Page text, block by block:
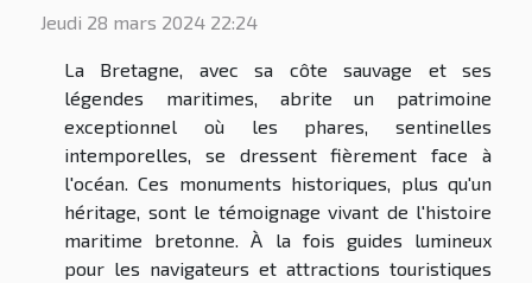
Jeudi 28 mars 2024 22:24
La Bretagne, avec sa côte sauvage et ses
légendes maritimes, abrite un patrimoine
exceptionnel où les phares, sentinelles
intemporelles, se dressent fièrement face à
l'océan. Ces monuments historiques, plus qu'un
héritage, sont le témoignage vivant de l'histoire
maritime bretonne. À la fois guides lumineux
pour les navigateurs et attractions touristiques